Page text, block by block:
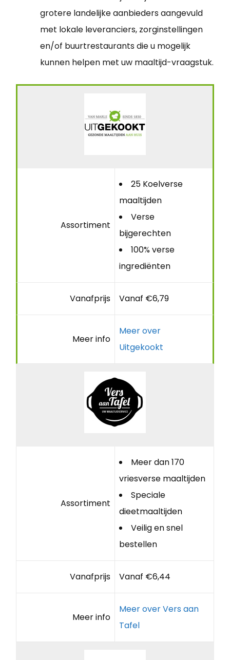
grotere landelijke aanbieders aangevuld
met lokale leveranciers, zorginstellingen
en/of buurtrestaurants die u mogelijk
kunnen helpen met uw maaltijd-vraagstuk.
Assortiment
25 Koelverse
maaltijden
Verse
bijgerechten
100% verse
ingrediënten
Vanafprijs Vanaf €6,79
Meer info
Meer over
Uitgekookt
Assortiment
Meer dan 170
vriesverse maaltijden
Speciale
dieetmaaltijden
Veilig en snel
bestellen
Vanafprijs Vanaf €6,44
Meer info
Meer over Vers aan
Tafel